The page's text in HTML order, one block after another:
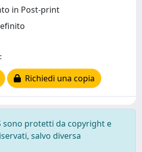
in Post-print
Richiedi una copia
sono protetti da copyright e
salvo diversa